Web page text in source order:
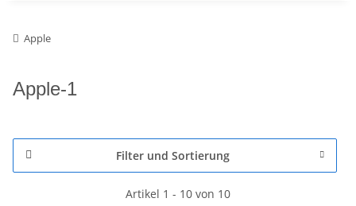
Apple
Apple-1
Filter und Sortierung
Artikel 1 - 10 von 10